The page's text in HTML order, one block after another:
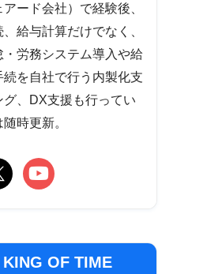
ード会社）で経験後、
給与計算だけでなく、
・労務システム導入や給
を自社で行う内製化支
、DX支援も行ってい
時更新。
KING OF TIME